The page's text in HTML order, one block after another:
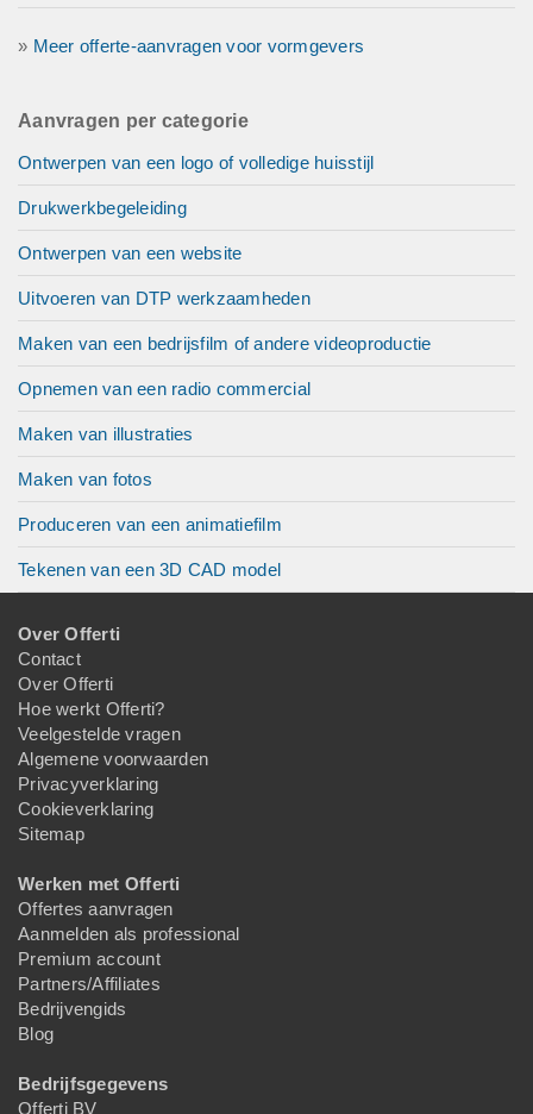
» Meer offerte-aanvragen voor vormgevers
Aanvragen per categorie
Ontwerpen van een logo of volledige huisstijl
Drukwerkbegeleiding
Ontwerpen van een website
Uitvoeren van DTP werkzaamheden
Maken van een bedrijsfilm of andere videoproductie
Opnemen van een radio commercial
Maken van illustraties
Maken van fotos
Produceren van een animatiefilm
Tekenen van een 3D CAD model
Over Offerti
Contact
Over Offerti
Hoe werkt Offerti?
Veelgestelde vragen
Algemene voorwaarden
Privacyverklaring
Cookieverklaring
Sitemap
Werken met Offerti
Offertes aanvragen
Aanmelden als professional
Premium account
Partners/Affiliates
Bedrijvengids
Blog
Bedrijfsgegevens
Offerti BV